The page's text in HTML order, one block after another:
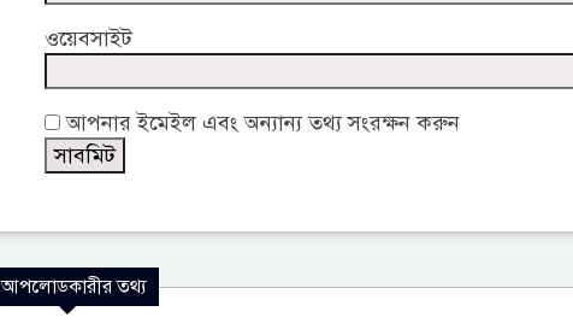
ওয়েবসাইট
আপনার ইমেইল এবং অন্যান্য তথ্য সংরক্ষন করুন
আপলোডকারীর তথ্য